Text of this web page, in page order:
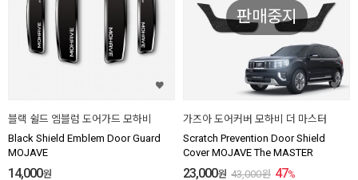
블랙 쉴드 엠블럼 도어가드 모하비
Black Shield Emblem Door Guard
MOJAVE
14,000원
판매중지
가즈아 도어커버 모하비 더 마스터
Scratch Prevention Door Shield
Cover MOJAVE The MASTER
23,000원 43,000원 47%